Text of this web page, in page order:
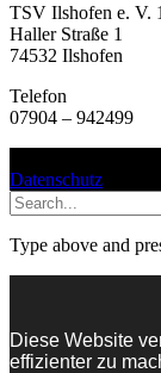
TSV Ilshofen e. V.
Haller Straße 1
74532 Ilshofen
Telefon
07904 – 942499
Datenschutz
Type above and
Diese Website
effizienter zu